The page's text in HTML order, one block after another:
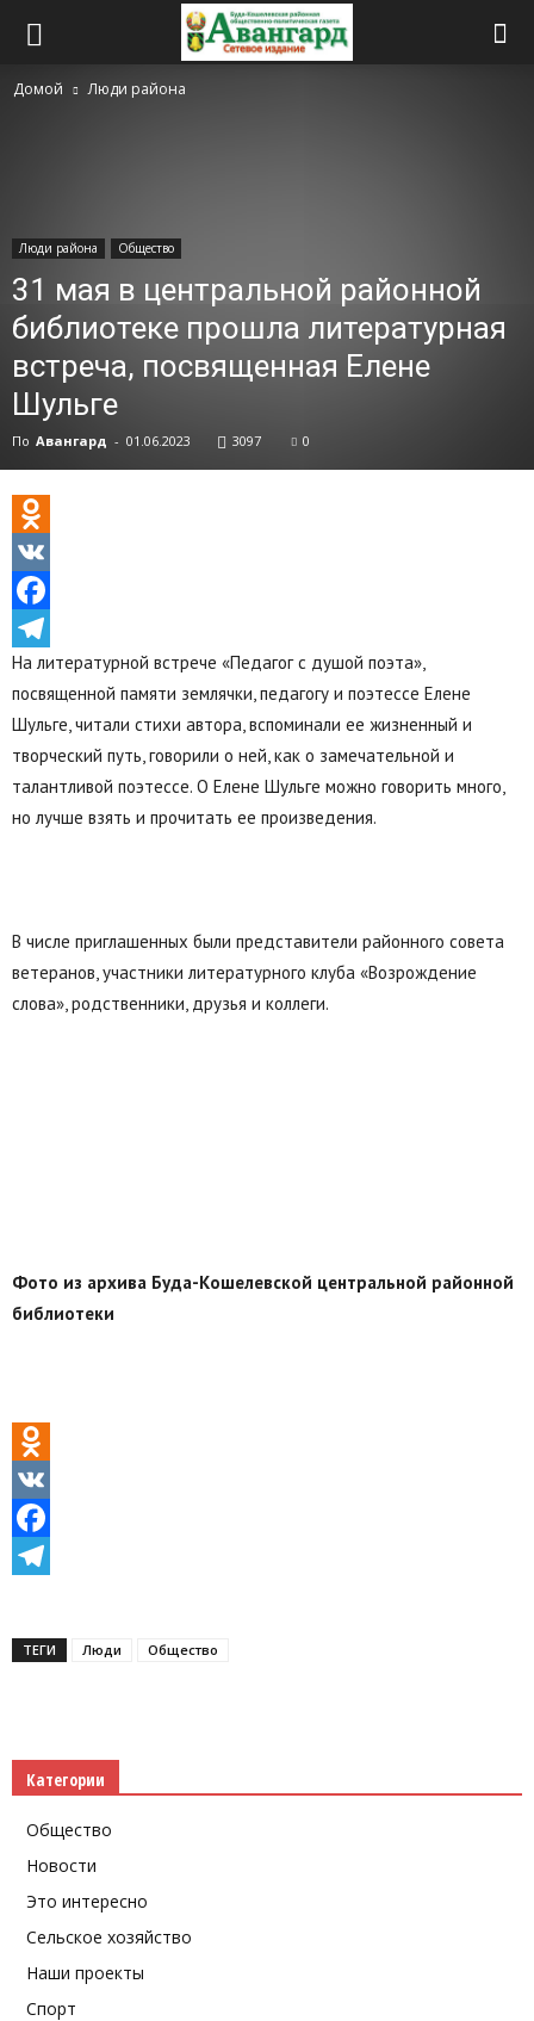
Домой Люди района
Люди района Общество
31 мая в центральной районной
библиотеке прошла литературная
встреча, посвященная Елене
Шульге
По Авангард - 01.06.2023 3097 0
Odnoklassniki
VK
Facebook
Telegram
На литературной встрече «Педагог с душой поэта»,
посвященной памяти землячки, педагогу и поэтессе Елене
Шульге, читали стихи автора, вспоминали ее жизненный и
творческий путь, говорили о ней, как о замечательной и
талантливой поэтессе. О Елене Шульге можно говорить много,
но лучше взять и прочитать ее произведения.
В числе приглашенных были представители районного совета
ветеранов, участники литературного клуба «Возрождение
слова», родственники, друзья и коллеги.
Фото из архива Буда-Кошелевской центральной районной
библиотеки
Odnoklassniki
VK
Facebook
ТЕГИ Люди Общество
Категории
Общество
Новости
Это интересно
Сельское хозяйство
Наши проекты
Спорт